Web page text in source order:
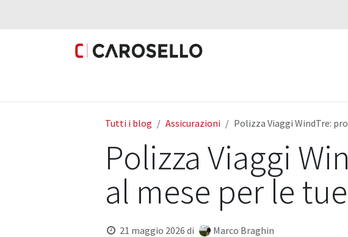
Tutti i blog Assicurazioni Polizza Viaggi WindTre:
Polizza Viaggi
al mese per le
21 maggio 2026 di Marco Braghin